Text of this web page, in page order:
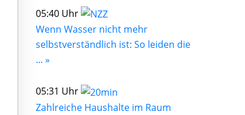
05:40 Uhr
Wenn Wasser nicht mehr
selbstverständlich ist: So leiden die
... »
05:31 Uhr
Zahlreiche Haushalte im Raum